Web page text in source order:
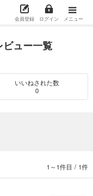
会員登録 ログイン メニュー
ュー一覧
いいねされた数
0
1～1件目 / 1件